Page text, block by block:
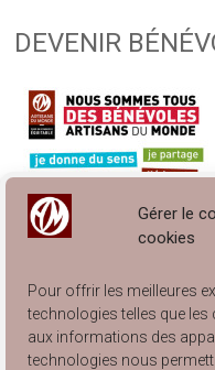
Gérer le
cookies
Pour offrir les meilleures
technologies telles que
aux informations des
technologies nous
DEVENIR